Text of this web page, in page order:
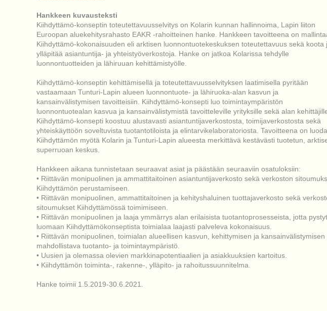
Hankkeen kuvausteksti
Kiihdyttämö-konseptin toteutettavuusselvitys on Kolarin kunnan hallinnoima, Lapin liiton
Euroopan aluekehitysrahasto EAKR -rahoitteinen hanke. Hankkeen tavoitteena on
Kiihdyttämö-kokonaisuuden eli arktisen luonnontuotekeskuksen toteutettavuus sekä koota
ylläpitää asiantuntija- ja yhteistyöverkostoja. Hanke on jatkoa Kolarissa tehdylle
luonnontuotteiden ja lähiruuan kehittämistyölle.
Kiihdyttämö-konseptin kehittämisellä ja toteutettavuusselvityksen laatimisella pyritään
vastaamaan Tunturi-Lapin alueen luonnontuote- ja lähiruoka-alan kasvun ja
kansainvälistymisen tavoitteisiin. Kiihdyttämö-konsepti luo toimintaympäristön
luonnontuotealan kasvua ja kansainvälistymistä tavoitteleville yrityksille sekä alan
Kiihdyttämö-konsepti koostuu alustavasti asiantuntijaverkostosta, toimijaverkostosta sekä
yhteiskäyttöön soveltuvista tuotantotiloista ja elintarvikelaboratoriosta. Tavoitteena on luoda
Kiihdyttämön myötä Kolarin ja Tunturi-Lapin alueesta merkittävä kestävästi tuotetun,
superruoan keskus.
Hankkeen aikana tunnistetaan seuraavat asiat ja päästään seuraaviin osatuloksiin:
• Riittävän monipuolinen ja ammattitaitoinen asiantuntijaverkosto sekä verkoston
Kiihdyttämön perustamiseen.
• Riittävän monipuolinen, ammattitaitoinen ja kehityshaluinen tuottajaverkosto sekä
sitoumukset Kiihdyttämössä toimimiseen.
• Riittävän monipuolinen ja laaja ymmärrys alan erilaisista tuotantoprosesseista, jotta
luomaan Kiihdyttämökonseptista toimialaa laajasti palveleva kokonaisuus.
• Riittävän monipuolinen, toimialan alueellisen kasvun, kehittymisen ja kansainvälistymisen
mahdollistava tuotanto- ja toimintaympäristö.
• Uusien ja olemassa olevien markkinapotentiaalien ja asiakkuuksien kartoitus.
• Kiihdyttämön toiminta-, rakenne-, ylläpito- ja rahoitussuunnitelma.
Hanke toimii 1.5.2019-30.6.2021.